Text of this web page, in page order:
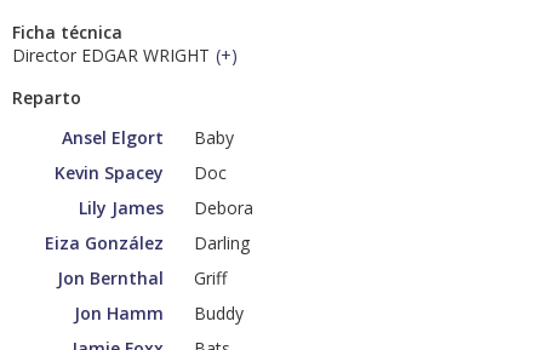
Ficha técnica
Director EDGAR WRIGHT (+)
Reparto
Ansel Elgort
Baby
Kevin Spacey
Doc
Lily James
Debora
Eiza González
Darling
Jon Bernthal
Griff
Jon Hamm
Buddy